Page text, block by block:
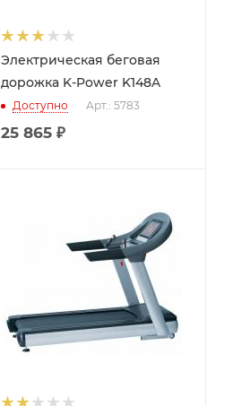
Электрическая беговая
дорожка K-Power K148A
Доступно Арт.: 5783
25 865 ₽